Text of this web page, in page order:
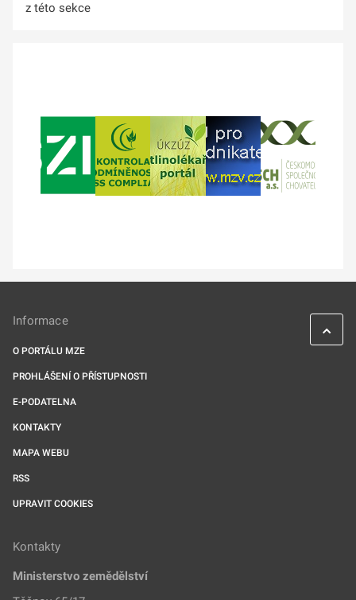
z této sekce
Informace
O PORTÁLU MZE
PROHLÁŠENÍ O PŘÍSTUPNOSTI
E-PODATELNA
KONTAKTY
MAPA WEBU
RSS
UPRAVIT COOKIES
Kontakty
Ministerstvo zemědělství